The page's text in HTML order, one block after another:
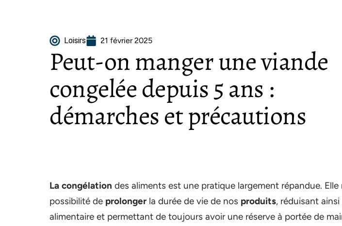
Loisirs 21 février 2025
Peut-on manger une viande
congelée depuis 5 ans :
démarches et précautions
La congélation des aliments est une pratique largement répandue.
possibilité de prolonger la durée de vie de nos produits, réduisant
alimentaire et permettant de toujours avoir une réserve à portée de